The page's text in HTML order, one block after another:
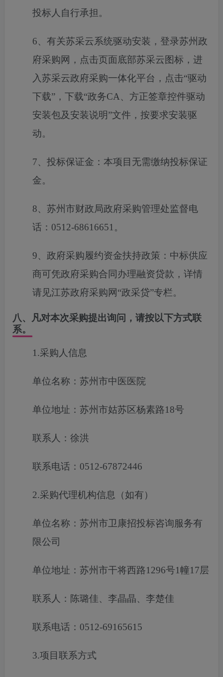
投标人自行承担。
6、有关苏采云系统驱动安装，登录苏州政
府采购网，点击页面底部苏采云图标，进
入苏采云政府采购一体化平台，点击“驱动
下载”，下载“政务CA、方正签章控件驱动
安装包及安装说明”文件，按要求安装驱
动。
7、投标保证金：本项目无需缴纳投标保证
金。
8、苏州市财政局政府采购管理处监督电
话：0512-68616651。
9、政府采购履约资金扶持政策：中标供应
商可凭政府采购合同办理融资贷款，详情
请见江苏政府采购网“政采贷”专栏。
八、凡对本次采购提出询问，请按以下方式联
系。
1.采购人信息
单位名称：苏州市中医医院
单位地址：苏州市姑苏区杨素路18号
联系人：徐洪
联系电话：0512-67872446
2.采购代理机构信息（如有）
单位名称：苏州市卫康招投标咨询服务有
限公司
单位地址：苏州市干将西路1296号1幢17层
联系人：陈璐佳、李晶晶、李楚佳
联系电话：0512-69165615
3.项目联系方式